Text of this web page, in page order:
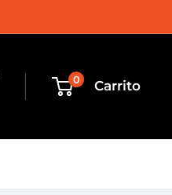
0 Carrito